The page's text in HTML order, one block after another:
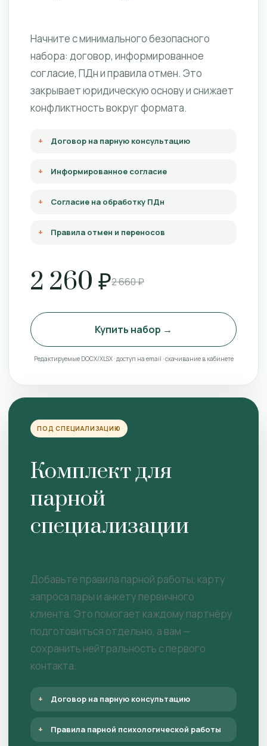
Начните с минимального безопасного
набора: договор, информированное
согласие, ПДн и правила отмен. Это
закрывает юридическую основу и снижает
конфликтность вокруг формата.
Договор на парную консультацию
Информированное согласие
Согласие на обработку ПДн
Правила отмен и переносов
2 260 ₽2 660 ₽
Купить набор →
Редактируемые DOCX/XLSX · доступ на email · скачивание в кабинете
ПОД СПЕЦИАЛИЗАЦИЮ
Комплект для
парной
специализации
Добавьте правила парной работы, карту
запроса пары и анкету первичного
клиента. Это помогает каждому партнёру
подготовиться отдельно, а вам —
сохранить нейтральность с первого
контакта.
Договор на парную консультацию
Правила парной психологической работы